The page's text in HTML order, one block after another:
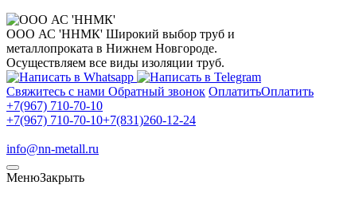
ООО АС 'ННМК' Широкий выбор труб и
металлопроката в Нижнем Новгороде.
Осуществляем все виды изоляции труб.
Свяжитесь с нами Обратный звонок ОплатитьОплатить
+7(967) 710-70-10
+7(967) 710-70-10+7(831)260-12-24
info@nn-metall.ru
МенюЗакрыть